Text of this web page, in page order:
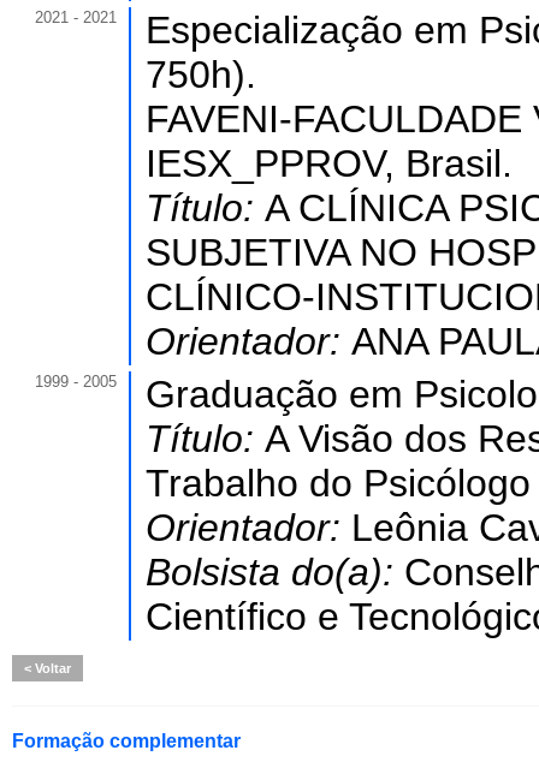
2021 - 2021
Especialização em
750h).
FAVENI-
IESX_PPROV, Brasil.
Título: A CLÍNICA
SUBJETIVA NO
CLÍNICO-
Orientador: ANA
1999 - 2005
Graduação em
Título: A Visão dos
Trabalho do
Orientador: Leônia
Bolsista do(a):
Científico e
Voltar
Formação complementar